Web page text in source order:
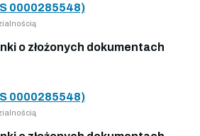
0000285548)
o złożonych dokumentach
0000285548)